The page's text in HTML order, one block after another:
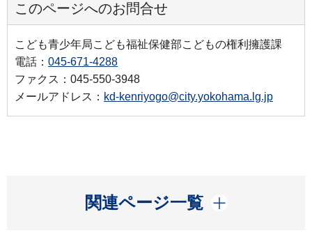
このページへのお問合せ
こども青少年局こども福祉保健部こどもの権利擁護課
電話： 045-671-4288
ファクス：045-550-3948
メールアドレス： kd-kenriyogo@city.yokohama.lg.jp
関連ページ一覧
開く